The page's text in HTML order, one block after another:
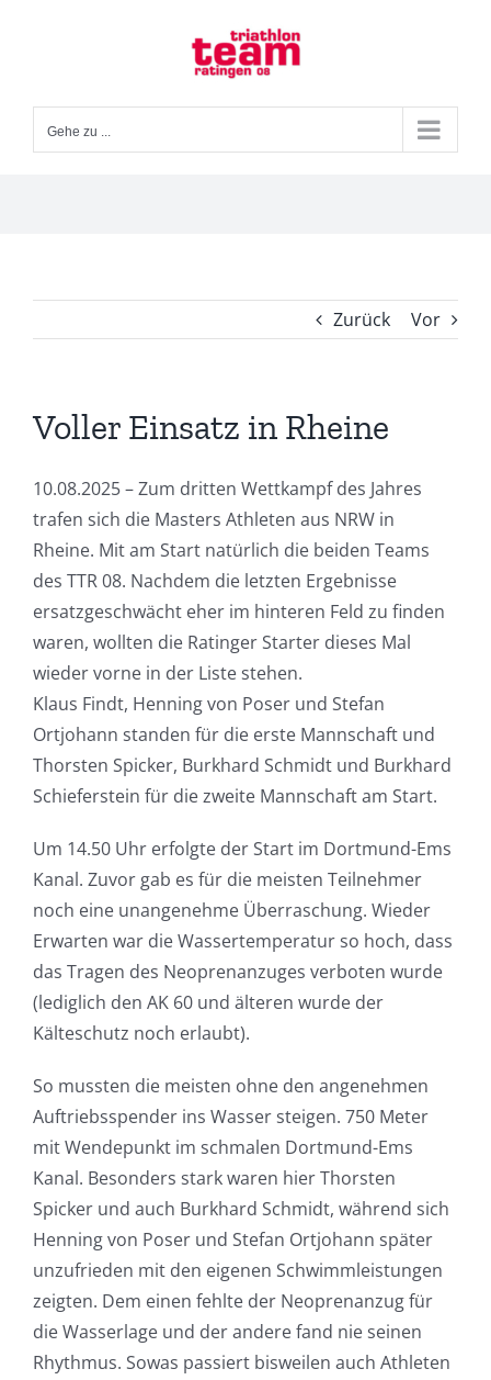
Gehe zu ...
Zurück Vor
Voller Einsatz in Rheine
10.08.2025 – Zum dritten Wettkampf des Jahres
trafen sich die Masters Athleten aus NRW in
Rheine. Mit am Start natürlich die beiden Teams
des TTR 08. Nachdem die letzten Ergebnisse
ersatzgeschwächt eher im hinteren Feld zu finden
waren, wollten die Ratinger Starter dieses Mal
wieder vorne in der Liste stehen.
Klaus Findt, Henning von Poser und Stefan
Ortjohann standen für die erste Mannschaft und
Thorsten Spicker, Burkhard Schmidt und Burkhard
Schieferstein für die zweite Mannschaft am Start.
Um 14.50 Uhr erfolgte der Start im Dortmund-Ems
Kanal. Zuvor gab es für die meisten Teilnehmer
noch eine unangenehme Überraschung. Wieder
Erwarten war die Wassertemperatur so hoch, dass
das Tragen des Neoprenanzuges verboten wurde
(lediglich den AK 60 und älteren wurde der
Kälteschutz noch erlaubt).
So mussten die meisten ohne den angenehmen
Auftriebsspender ins Wasser steigen. 750 Meter
mit Wendepunkt im schmalen Dortmund-Ems
Kanal. Besonders stark waren hier Thorsten
Spicker und auch Burkhard Schmidt, während sich
Henning von Poser und Stefan Ortjohann später
unzufrieden mit den eigenen Schwimmleistungen
zeigten. Dem einen fehlte der Neoprenanzug für
die Wasserlage und der andere fand nie seinen
Rhythmus. Sowas passiert bisweilen auch Athleten